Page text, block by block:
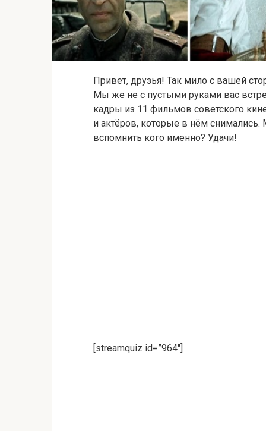
Привет, друзья! Так мило с вашей
Мы же не с пустыми руками вас
кадры из 11 фильмов советского
и актёров, которые в нём
вспомнить кого именно? Удачи!
[streamquiz id=”964″]